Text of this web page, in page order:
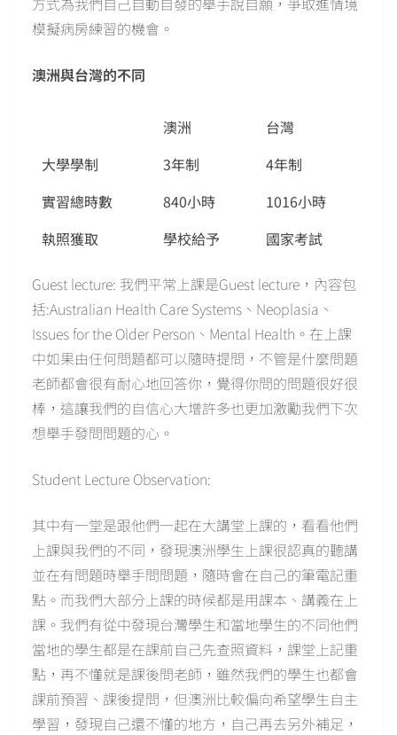
模擬病房練習的機會。
澳洲與台灣的不同
澳洲
台灣
大學學制
3年制
4年制
實習總時數
840小時
1016小時
執照獲取
學校給予 國家考試
Guest lecture: 我們平常上課是Guest lecture，內容包
括:Australian Health Care Systems、Neoplasia、
Issues for the Older Person、Mental Health。在上課
中如果由任何問題都可以隨時提問，不管是什麼問題
老師都會很有耐心地回答你，覺得你問的問題很好很
棒，這讓我們的自信心大增許多也更加激勵我們下次
想舉手發問問題的心。
Student Lecture Observation:
其中有一堂是跟他們一起在大講堂上課的，看看他們
上課與我們的不同，發現澳洲學生上課很認真的聽講
並在有問題時舉手問問題，隨時會在自己的筆電記重
點。而我們大部分上課的時候都是用課本、講義在上
課。我們有從中發現台灣學生和當地學生的不同他們
當地的學生都是在課前自己先查照資料，課堂上記重
點，再不懂就是課後問老師，雖然我們的學生也都會
課前預習、課後提問，但澳洲比較偏向希望學生自主
學習，發現自己還不懂的地方，自己再去另外補足，